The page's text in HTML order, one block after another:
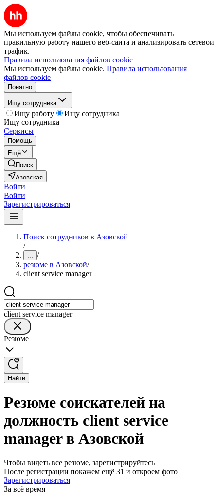
Мы используем файлы cookie, чтобы обеспечивать
правильную работу нашего веб-сайта и анализировать сетевой
трафик.
Правила использования файлов cookie
Мы используем файлы cookie. Правила использования
файлов cookie
Понятно
Ищу сотрудника
Ищу работу
Ищу сотрудника
Ищу сотрудника
Сервисы
Помощь
Ещё
Поиск
Азовская
Войти
Войти
Зарегистрироваться
Поиск сотрудников в Азовской
/
... /
резюме в Азовской/
client service manager
client service manager
Резюме
Найти
Резюме соискателей на
должность client service
manager в Азовской
Чтобы видеть все резюме, зарегистрируйтесь
После регистрации покажем ещё 31 и откроем фото
Зарегистрироваться
За всё время